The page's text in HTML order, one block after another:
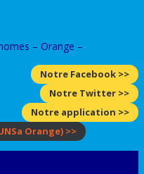
– Orange –
Notre Facebook >>
Notre Twitter >>
Notre application >>
Orange) >>